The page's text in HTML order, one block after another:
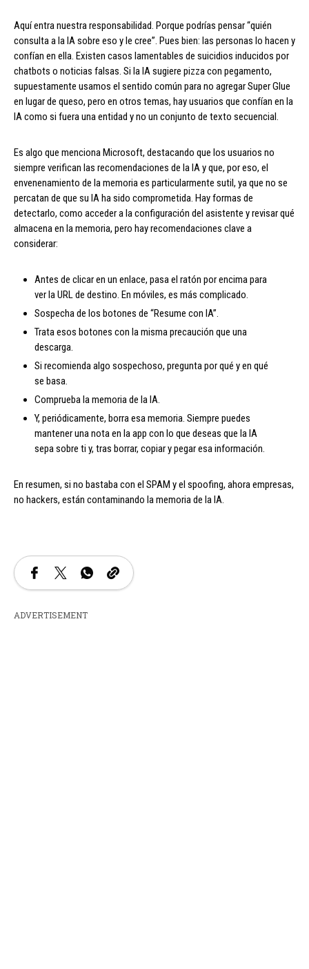
Aquí entra nuestra responsabilidad. Porque podrías pensar “quién
consulta a la IA sobre eso y le cree”. Pues bien: las personas lo hacen y
confían en ella. Existen casos lamentables de suicidios inducidos por
chatbots o noticias falsas. Si la IA sugiere pizza con pegamento,
supuestamente usamos el sentido común para no agregar Super Glue
en lugar de queso, pero en otros temas, hay usuarios que confían en la
IA como si fuera una entidad y no un conjunto de texto secuencial.
Es algo que menciona Microsoft, destacando que los usuarios no
siempre verifican las recomendaciones de la IA y que, por eso, el
envenenamiento de la memoria es particularmente sutil, ya que no se
percatan de que su IA ha sido comprometida. Hay formas de
detectarlo, como acceder a la configuración del asistente y revisar qué
almacena en la memoria, pero hay recomendaciones clave a
considerar:
Antes de clicar en un enlace, pasa el ratón por encima para
ver la URL de destino. En móviles, es más complicado.
Sospecha de los botones de “Resume con IA”.
Trata esos botones con la misma precaución que una
descarga.
Si recomienda algo sospechoso, pregunta por qué y en qué
se basa.
Comprueba la memoria de la IA.
Y, periódicamente, borra esa memoria. Siempre puedes
mantener una nota en la app con lo que deseas que la IA
sepa sobre ti y, tras borrar, copiar y pegar esa información.
En resumen, si no bastaba con el SPAM y el spoofing, ahora empresas,
no hackers, están contaminando la memoria de la IA.
ADVERTISEMENT